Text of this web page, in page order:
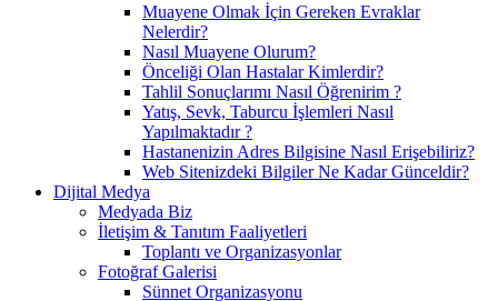
Muayene Olmak İçin Gereken Evraklar
Nelerdir?
Nasıl Muayene Olurum?
Önceliği Olan Hastalar Kimlerdir?
Tahlil Sonuçlarımı Nasıl Öğrenirim ?
Yatış, Sevk, Taburcu İşlemleri Nasıl
Yapılmaktadır ?
Hastanenizin Adres Bilgisine Nasıl Erişebiliriz?
Web Sitenizdeki Bilgiler Ne Kadar Günceldir?
Dijital Medya
Medyada Biz
İletişim & Tanıtım Faaliyetleri
Toplantı ve Organizasyonlar
Fotoğraf Galerisi
Sünnet Organizasyonu